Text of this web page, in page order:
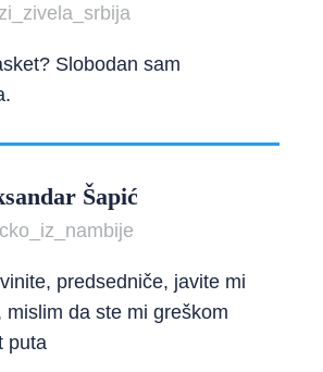
Slobodan sam
Šapić
predsedniče, javite mi
mislim da ste mi greškom
puta